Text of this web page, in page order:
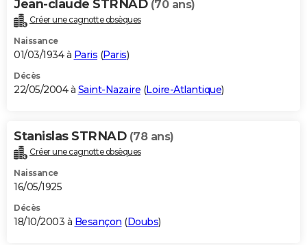
Jean-claude STRNAD (70 ans)
Créer une cagnotte obsèques
Naissance
01/03/1934 à Paris (Paris)
Décès
22/05/2004 à Saint-Nazaire (Loire-Atlantique)
Stanislas STRNAD (78 ans)
Créer une cagnotte obsèques
Naissance
16/05/1925
Décès
18/10/2003 à Besançon (Doubs)